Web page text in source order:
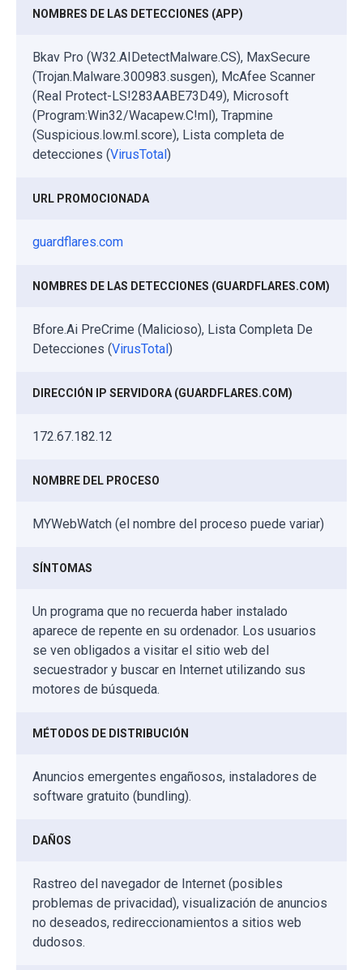
NOMBRES DE LAS DETECCIONES (APP)
Bkav Pro (W32.AIDetectMalware.CS), MaxSecure
(Trojan.Malware.300983.susgen), McAfee Scanner
(Real Protect-LS!283AABE73D49), Microsoft
(Program:Win32/Wacapew.C!ml), Trapmine
(Suspicious.low.ml.score), Lista completa de
detecciones (VirusTotal)
URL PROMOCIONADA
guardflares.com
NOMBRES DE LAS DETECCIONES (GUARDFLARES.COM)
Bfore.Ai PreCrime (Malicioso), Lista Completa De
Detecciones (VirusTotal)
DIRECCIÓN IP SERVIDORA (GUARDFLARES.COM)
172.67.182.12
NOMBRE DEL PROCESO
MYWebWatch (el nombre del proceso puede variar)
SÍNTOMAS
Un programa que no recuerda haber instalado
aparece de repente en su ordenador. Los usuarios
se ven obligados a visitar el sitio web del
secuestrador y buscar en Internet utilizando sus
motores de búsqueda.
MÉTODOS DE DISTRIBUCIÓN
Anuncios emergentes engañosos, instaladores de
software gratuito (bundling).
DAÑOS
Rastreo del navegador de Internet (posibles
problemas de privacidad), visualización de anuncios
no deseados, redireccionamientos a sitios web
dudosos.